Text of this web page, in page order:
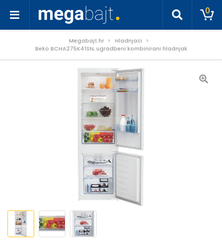
0
Megabajt.hr
Hladnjaci
Beko BCHA275K41SN, ugradbeni kombinirani hladnjak